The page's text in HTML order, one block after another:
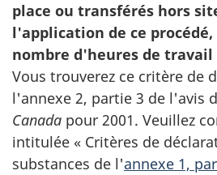
place ou transférés hors
l'application de ce
nombre d'heures de travail
Vous trouverez ce critère de
l'annexe 2, partie 3 de l'avis
Canada pour 2001. Veuillez
intitulée « Critères de
substances de l'annexe 1,